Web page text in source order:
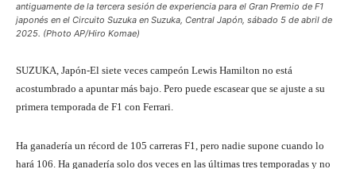
antiguamente de la tercera sesión de experiencia para el Gran Premio de F1
japonés en el Circuito Suzuka en Suzuka, Central Japón, sábado 5 de abril de
2025. (Photo AP/Hiro Komae)
SUZUKA, Japón-El siete veces campeón Lewis Hamilton no está
acostumbrado a apuntar más bajo. Pero puede escasear que se ajuste a su
primera temporada de F1 con Ferrari.
Ha ganadería un récord de 105 carreras F1, pero nadie supone cuando lo
hará 106. Ha ganadería solo dos veces en las últimas tres temporadas y no